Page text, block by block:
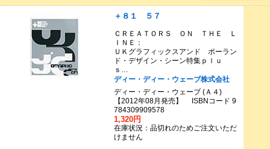
＋８１ ５７
ＣＲＥＡＴＯＲＳ ＯＮ ＴＨＥ Ｌ
ＩＮＥ：
ＵＫグラフィックスアンド ポーラン
ド・デザイン・シーン特集ｐｌｕ
ｓ…
ディー・ディー・ウェーブ株式会社
ディー・ディー・ウェーブ (Ａ４)
【2012年08月発売】 ISBNコード 9
784309909578
1,320円
在庫状況：品切れのためご注文いただ
けません